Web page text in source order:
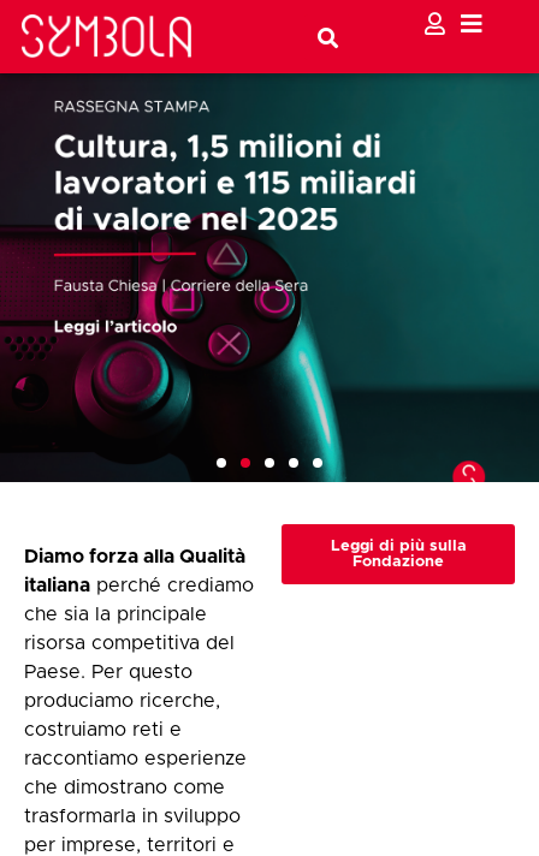
Diamo forza alla Qualità
italiana perché crediamo
che sia la principale
risorsa competitiva del
Paese. Per questo
produciamo ricerche,
costruiamo reti e
raccontiamo esperienze
che dimostrano come
trasformarla in sviluppo
per imprese, territori e
Leggi di più sulla
Fondazione